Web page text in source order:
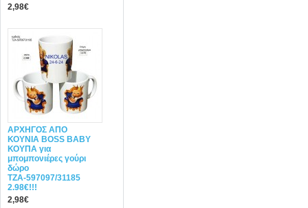
2,98€
ΑΡΧΗΓΟΣ ΑΠΟ
ΚΟΥΝΙΑ BOSS BABY
ΚΟΥΠΑ για
μπομπονιέρες γούρι
δώρο
ΤΖΑ-597097/31185
2.98€!!!
2,98€